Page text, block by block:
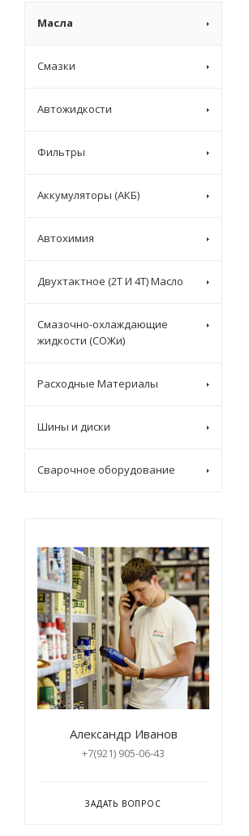
Масла
Смазки
Автожидкости
Фильтры
Аккумуляторы (АКБ)
Автохимия
Двухтактное (2T И 4T) Масло
Смазочно-охлаждающие
жидкости (СОЖи)
Расходные Материалы
Шины и диски
Сварочное оборудование
Александр Иванов
+7(921) 905-06-43
ЗАДАТЬ ВОПРОС